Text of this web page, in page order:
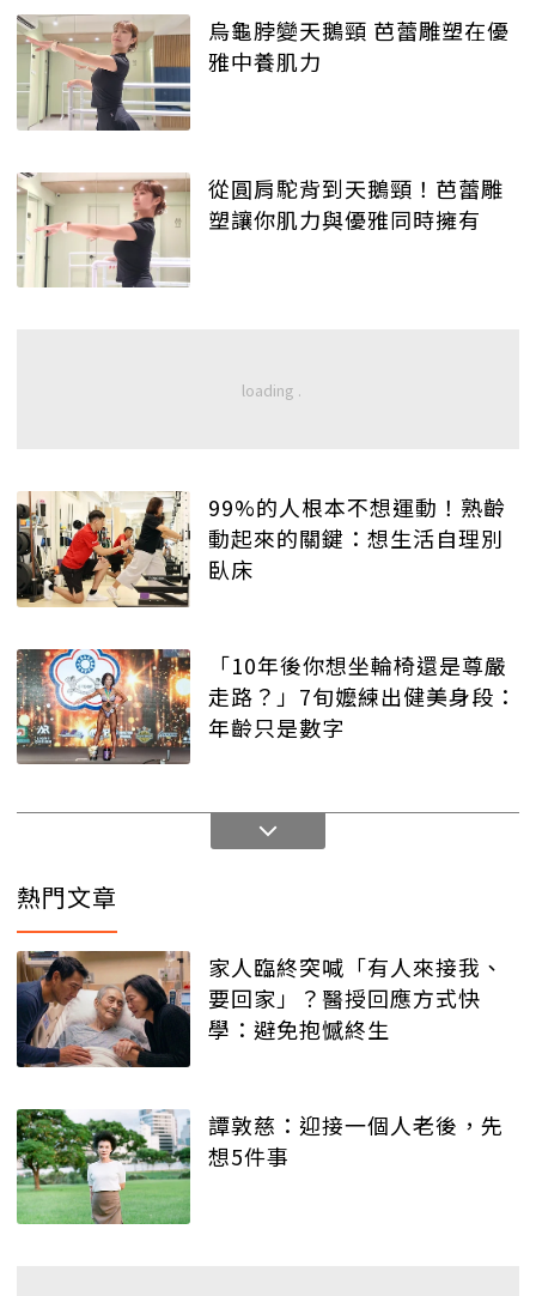
烏龜脖變天鵝頸 芭蕾雕塑在優
雅中養肌力
從圓肩駝背到天鵝頸！芭蕾雕
塑讓你肌力與優雅同時擁有
99%的人根本不想運動！熟齡
動起來的關鍵：想生活自理別
臥床
「10年後你想坐輪椅還是尊嚴
走路？」7旬嬤練出健美身段：
年齡只是數字
熱門文章
家人臨終突喊「有人來接我、
要回家」？醫授回應方式快
學：避免抱憾終生
譚敦慈：迎接一個人老後，先
想5件事